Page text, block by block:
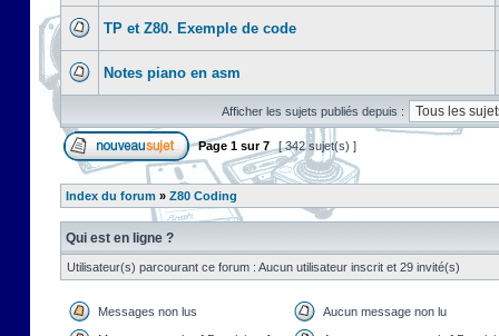
TP et Z80. Exemple de code
Notes piano en asm
Afficher les sujets publiés depuis :
Page 1 sur7 [ 342 sujet(s) ]
Index du forum » Z80 Coding
Qui est en ligne ?
Utilisateur(s) parcourant ce forum : Aucun utilisateur inscrit et 29 invité(s)
Messages non lus Aucun message non lu